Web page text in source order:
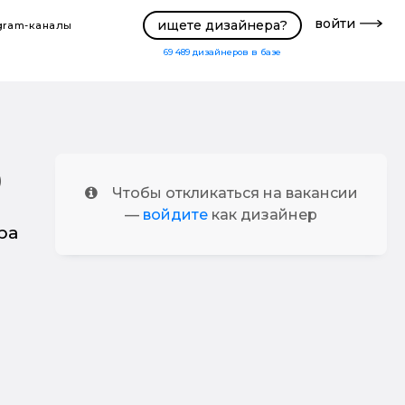
каналы ищете дизайнера?
69 489 дизайнеров в базе
войти
Чтобы откликаться на вакансии
— войдите как дизайнер